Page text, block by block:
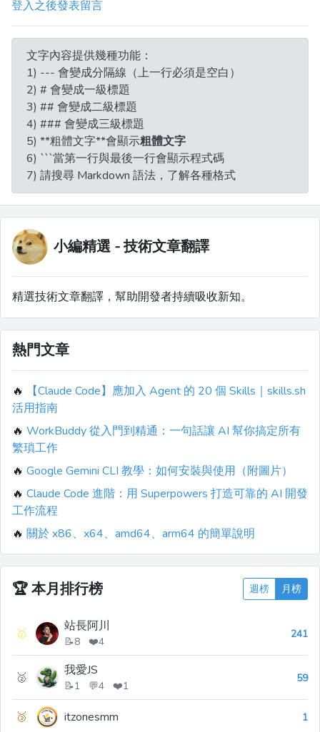
登入之後發表留言
文字內容提供幾種功能：
1) --- 會變成分隔線（上一行必須是空白）
2) # 會變成一級標題
3) ## 會變成二級標題
4) ### 會變成三級標題
5) **粗體文字**會顯示粗體文字
6) ```當第一行與最後一行會顯示程式碼
7) 請搜尋 Markdown 語法，了解各種格式
小編精選 - 技術文章翻譯
精選技術文章翻譯，幫助開發者持續吸收新知。
熱門文章
🔥
【Claude Code】應加入 Agent 的 20 個 Skills｜skills.sh
活用指南
🔥 WorkBuddy 從入門到精通：一句話讓 AI 幫你搞定所有
繁瑣工作
🔥 Google Gemini CLI 教學：如何安裝與使用（附圖片）
🔥 Claude Code 進階：用 Superpowers 打造可靠的 AI 開發
工作流程
🔥 關於 x86、x64、amd64、arm64 的簡單說明
🏆本月排行榜 週榜 月榜
🥇 站長阿川
📝8 ❤️4
241
🥈 我愛JS
📝1 💬4 ❤️1
59
🥉 itzonesmm 1